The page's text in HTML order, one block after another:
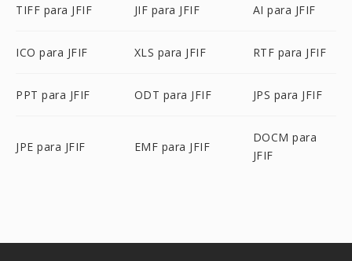
TIFF para JFIF JIF para JFIF AI para JFIF
ICO para JFIF XLS para JFIF RTF para JFIF
PPT para JFIF ODT para JFIF JPS para JFIF
JPE para JFIF EMF para JFIF
DOCM para
JFIF